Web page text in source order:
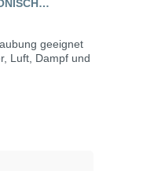
D
geeignet
Luft, Dampf und